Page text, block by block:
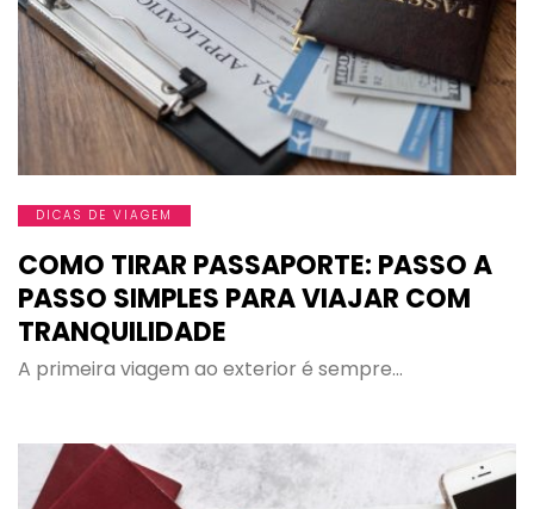
DICAS DE VIAGEM
COMO TIRAR PASSAPORTE: PASSO A
PASSO SIMPLES PARA VIAJAR COM
TRANQUILIDADE
A primeira viagem ao exterior é sempre…